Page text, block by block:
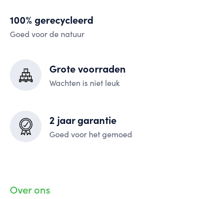
100% gerecycleerd
Goed voor de natuur
Grote voorraden
Wachten is niet leuk
2 jaar garantie
Goed voor het gemoed
Over ons